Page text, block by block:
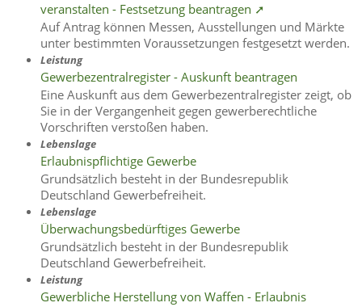
veranstalten - Festsetzung beantragen ➚
Auf Antrag können Messen, Ausstellungen und Märkte
unter bestimmten Voraussetzungen festgesetzt werden.
Leistung
Gewerbezentralregister - Auskunft beantragen
Eine Auskunft aus dem Gewerbezentralregister zeigt, ob
Sie in der Vergangenheit gegen gewerberechtliche
Vorschriften verstoßen haben.
Lebenslage
Erlaubnispflichtige Gewerbe
Grundsätzlich besteht in der Bundesrepublik
Deutschland Gewerbefreiheit.
Lebenslage
Überwachungsbedürftiges Gewerbe
Grundsätzlich besteht in der Bundesrepublik
Deutschland Gewerbefreiheit.
Leistung
Gewerbliche Herstellung von Waffen - Erlaubnis